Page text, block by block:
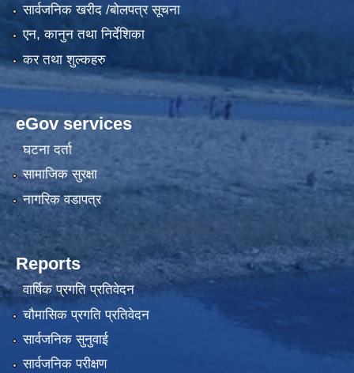
सार्वजनिक खरीद /बोलपत्र सूचना
एन, कानुन तथा निर्देशिका
कर तथा शुल्कहरु
eGov services
घटना दर्ता
सामाजिक सुरक्षा
नागरिक वडापत्र
Reports
वार्षिक प्रगति प्रतिवेदन
चौमासिक प्रगति प्रतिवेदन
सार्वजनिक सुनुवाई
सार्वजनिक परीक्षण